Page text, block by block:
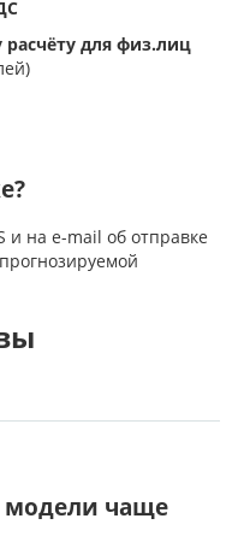
для физ.лиц
и на e-mail об отправке
модели чаще